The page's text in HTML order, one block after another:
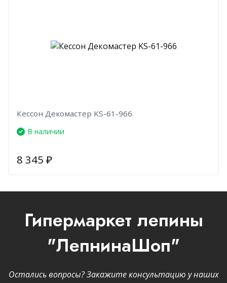
Кессон Декомастер KS-61-966
В наличии
8 345 ₽
Гипермаркет лепины
"ЛепнинаШоп"
Остались вопросы? Закажите консультацию у наших